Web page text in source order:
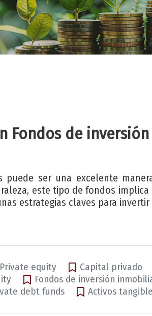
Fondos de
ser una excelente
este tipo de fondos
estrategias claves para
Private equity Capital privado
Fondos de inversión
debt funds Activos